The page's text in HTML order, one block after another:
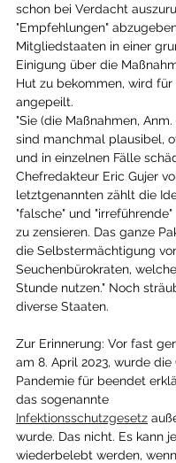
schon bei Verdacht
"Empfehlungen"
Mitgliedstaaten in einer
Einigung über die
Hut zu bekommen, wird für
angepeilt.
"Sie (die Maßnahmen,
sind manchmal plausibel,
und in einzelnen Fälle
Chefredakteur Eric Gujer
letztgenannten zählt die
"falsche" und
zu zensieren. Das ganze
die Selbstermächtigung
Seuchenbürokraten,
Stunde nutzen." Noch
diverse Staaten.
Zur Erinnerung: Vor fast
am 8. April 2023, wurde die
Pandemie für beendet
das sogenannte
Infektionsschutzgesetz
wurde. Das nicht. Es kann
wiederbelebt werden,